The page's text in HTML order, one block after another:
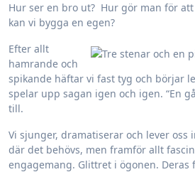
Hur ser en bro ut? Hur gör man för
kan vi bygga en egen?
Efter allt
hamrande och
spikande häftar vi fast tyg och börjar
spelar upp sagan igen och igen. “En
till.
Vi sjunger, dramatiserar och lever oss
där det behövs, men framför allt
engagemang. Glittret i ögonen. Deras